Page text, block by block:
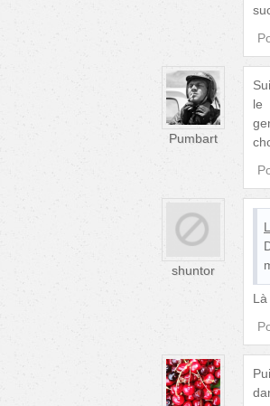
Pumbart
le
shuntor